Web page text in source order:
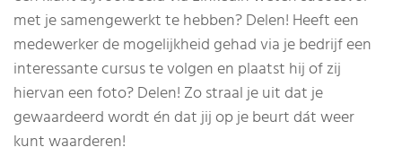
met je samengewerkt te hebben? Delen! Heeft een
medewerker de mogelijkheid gehad via je bedrijf een
interessante cursus te volgen en plaatst hij of zij
hiervan een foto? Delen! Zo straal je uit dat je
gewaardeerd wordt én dat jij op je beurt dát weer
kunt waarderen!